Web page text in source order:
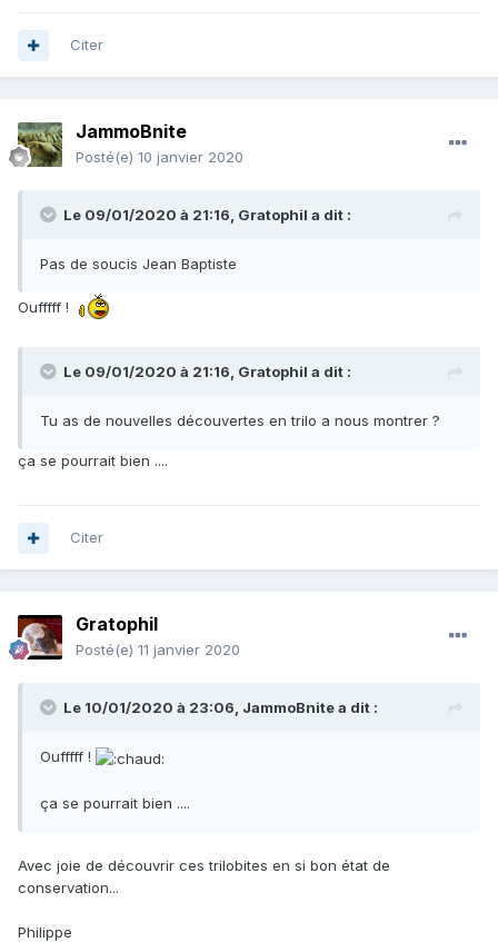
Citer
JammoBnite
Posté(e) 10 janvier 2020
Le 09/01/2020 à 21:16, Gratophil a dit :
Pas de soucis Jean Baptiste
Oufffff !
Le 09/01/2020 à 21:16, Gratophil a dit :
Tu as de nouvelles découvertes en trilo a nous montrer ?
ça se pourrait bien ....
Citer
Gratophil
Posté(e) 11 janvier 2020
Le 10/01/2020 à 23:06, JammoBnitea dit :
Oufffff !
ça se pourrait bien ....
Avec joie de découvrir ces trilobites en si bon état de
conservation...
Philippe